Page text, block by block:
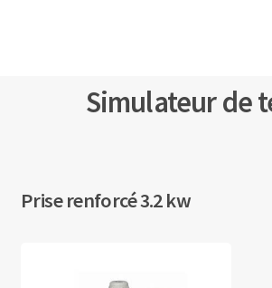
Simulateur de
Prise renforcé 3.2 kw